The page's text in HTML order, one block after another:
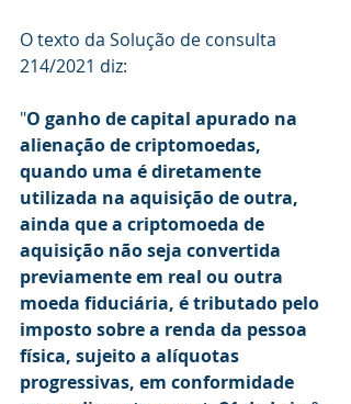
O texto da Solução de consulta
214/2021 diz:
"O ganho de capital apurado na
alienação de criptomoedas,
quando uma é diretamente
utilizada na aquisição de outra,
ainda que a criptomoeda de
aquisição não seja convertida
previamente em real ou outra
moeda fiduciária, é tributado pelo
imposto sobre a renda da pessoa
física, sujeito a alíquotas
progressivas, em conformidade